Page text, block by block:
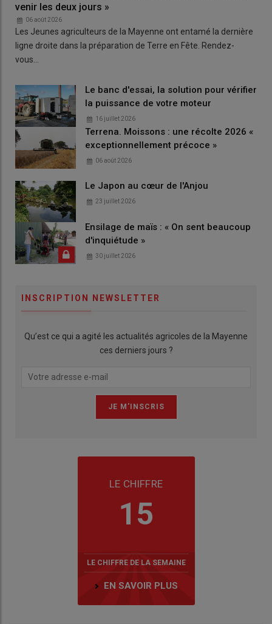
venir les deux jours »
06 août 2026
Les Jeunes agriculteurs de la Mayenne ont entamé la dernière
ligne droite dans la préparation de Terre en Fête. Rendez-
vous…
Le banc d'essai, la solution pour vérifier
la puissance de votre moteur
16 juillet 2026
Terrena. Moissons : une récolte 2026 «
exceptionnellement précoce »
06 août 2026
Le Japon au cœur de l'Anjou
23 juillet 2026
Ensilage de maïs : « On sent beaucoup
d'inquiétude »
30 juillet 2026
INSCRIPTION NEWSLETTER
Qu’est ce qui a agité les actualités agricoles de la Mayenne
ces derniers jours ?
LE CHIFFRE
15
LE CHIFFRE DE LA SEMAINE
EN SAVOIR PLUS